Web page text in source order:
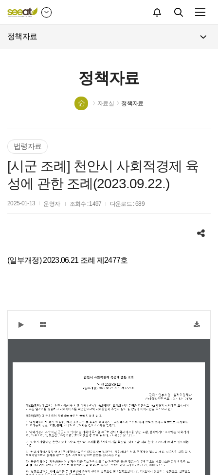
검색
정책자료
정책자료
자료실 정책자료
법령자료
[시군 조례] 천안시 사회적경제 육
성에 관한 조례(2023.09.22.)
2025-01-13 운영자 조회수 : 1497 다운로드 : 689
(일부개정) 2023.06.21 조례 제2477호